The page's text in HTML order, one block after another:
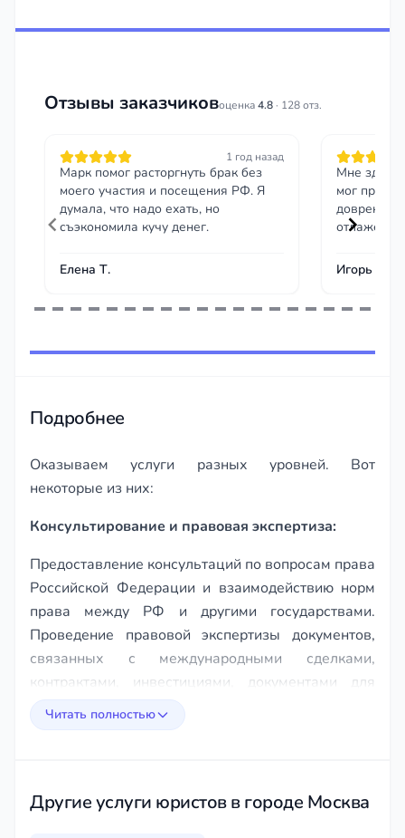
Отзывы заказчиковоценка4.8 · 128 отз.
1 год назад
Марк помог расторгнуть брак без
моего участия и посещения РФ. Я
думала, что надо ехать, но
съэкономила кучу денег.
Елена Т.
Мне
мог
отлажен
Игорь
1
Подробнее
Оказываем услуги разных уровней. Вот
некоторые из них:
Консультирование и правовая экспертиза:
Предоставление консультаций по вопросам права
Российской Федерации и взаимодействию норм
права между РФ и другими государствами.
Проведение правовой экспертизы документов,
связанных с международными сделками,
контрактами, инвестициями, документами для
физ. лиц (наследство, расторжение/заключение
брака, открытие счетов и так далее).
Разрешение юридических вопросов, связанных с
Читать полностью
Другие услуги юристов в городе Москва